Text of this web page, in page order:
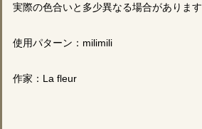
実際の色合いと多少異なる場合があります
使用パターン：milimili
作家：La fleur